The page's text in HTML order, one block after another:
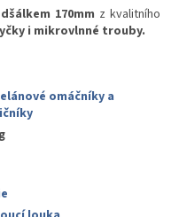
170mm z kvalitního
i mikrovlnné trouby.
omáčníky a